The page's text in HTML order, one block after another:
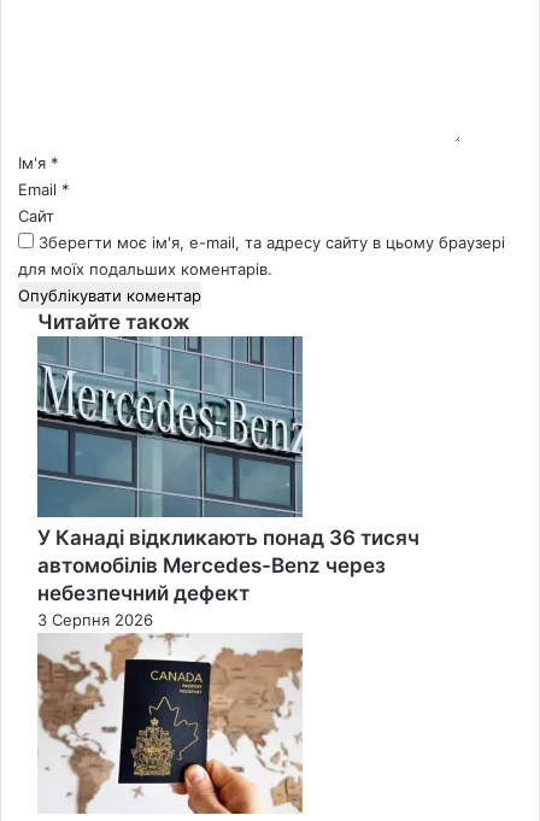
*
Ім'я *
Email *
Сайт
Зберегти моє ім'я, e-mail, та адресу сайту в цьому браузері
для моїх подальших коментарів.
Читайте також
У Канаді відкликають понад 36 тисяч
автомобілів Mercedes-Benz через
небезпечний дефект
3 Серпня 2026